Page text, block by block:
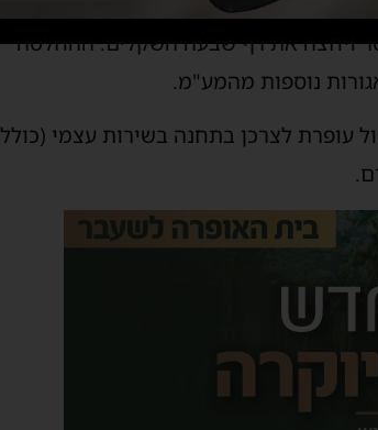
מחיר הדלק יעלה ב-12 אגורות לליטר ויחצה את רף שבעה השקלים. ההחלטה
המחיר המרבי לליטר בנזין 95 אוקטן נטול עופרת לצרכן בתחנה בשירות עצמי (כולל